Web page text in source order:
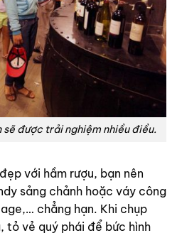
sẽ được trải nghiệm nhiều điều.
với hầm rượu, bạn nên
sảng chảnh hoặc váy công
chẳng hạn. Khi chụp
tỏ vẻ quý phái để bức hình